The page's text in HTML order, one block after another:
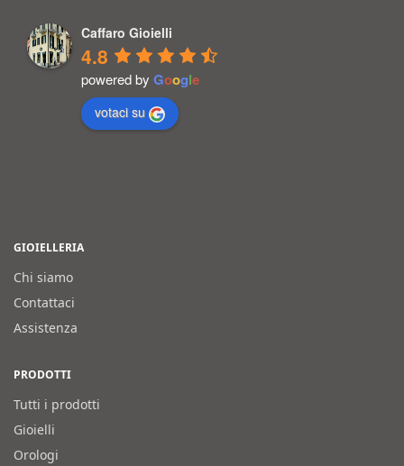
Caffaro Gioielli
4.8
powered by Google
votaci su
GIOIELLERIA
Chi siamo
Contattaci
Assistenza
PRODOTTI
Tutti i prodotti
Gioielli
Orologi